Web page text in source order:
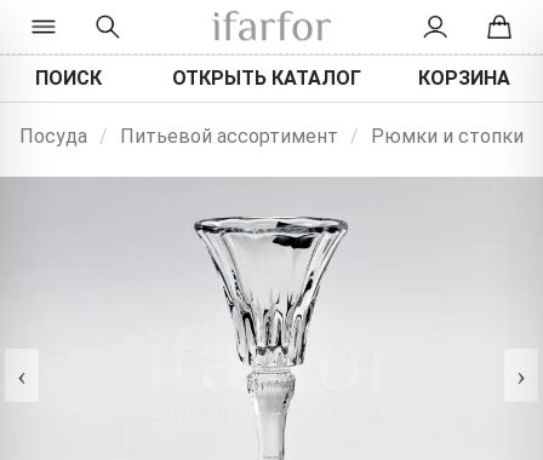
ПОИСК ОТКРЫТЬ КАТАЛОГ КОРЗИНА
Посуда / Питьевой ассортимент / Рюмки и стопки
‹ ›